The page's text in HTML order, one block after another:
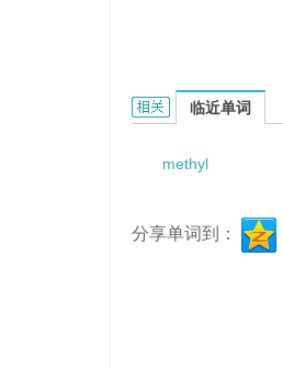
methylpyrimidine的
临近单词
methyl
分享单词到：